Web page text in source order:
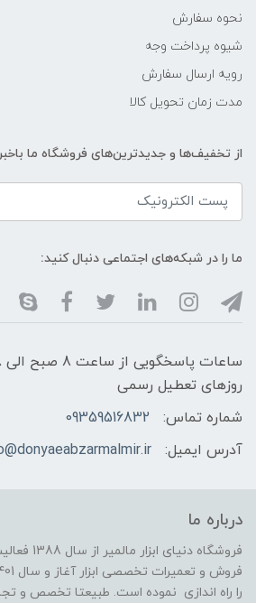
نحوه سفارش
شیوه پرداخت وجه
رویه ارسال سفارش
مدت زمان تحویل کالا
از تخفیف‌ها و جدیدترین‌های فروشگاه ما
ما را در شبکه‌های اجتماعی دنبال کنید:
روزهای تعطیل رسمی
شماره تماس:
09359516832
آدرس ایمیل:
درباره ما
فروشگاه
را راه اندازی نموده است. طبیعتا تخصص و